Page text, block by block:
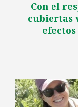
Con el
cubiertas